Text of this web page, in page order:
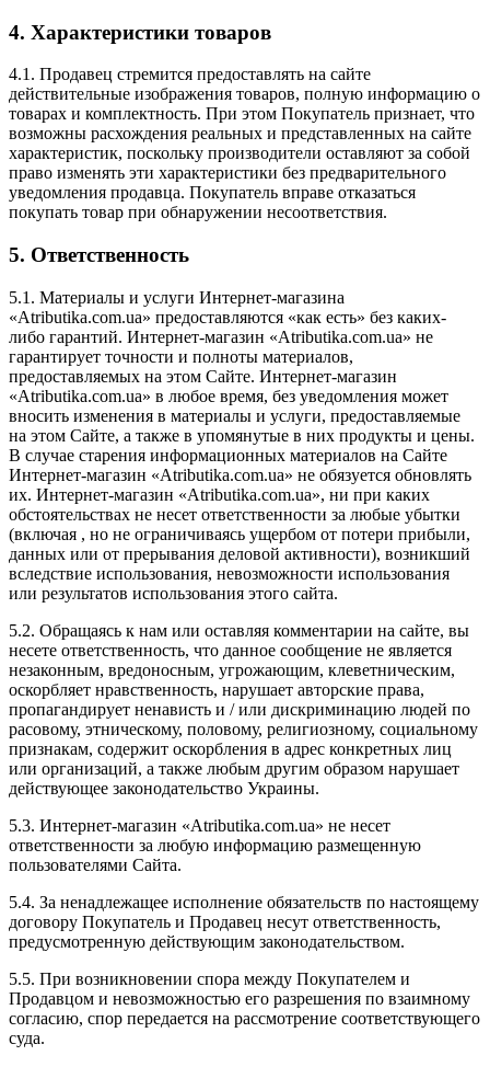
4. Характеристики товаров
4.1. Продавец стремится предоставлять на сайте
действительные изображения товаров, полную информацию о
товарах и комплектность. При этом Покупатель признает, что
возможны расхождения реальных и представленных на сайте
характеристик, поскольку производители оставляют за собой
право изменять эти характеристики без предварительного
уведомления продавца. Покупатель вправе отказаться
покупать товар при обнаружении несоответствия.
5. Ответственность
5.1. Материалы и услуги Интернет-магазина
«Atributika.com.ua» предоставляются «как есть» без каких-
либо гарантий. Интернет-магазин «Atributika.com.ua» не
гарантирует точности и полноты материалов,
предоставляемых на этом Сайте. Интернет-магазин
«Atributika.com.ua» в любое время, без уведомления может
вносить изменения в материалы и услуги, предоставляемые
на этом Сайте, а также в упомянутые в них продукты и цены.
В случае старения информационных материалов на Сайте
Интернет-магазин «Atributika.com.ua» не обязуется обновлять
их. Интернет-магазин «Atributika.com.ua», ни при каких
обстоятельствах не несет ответственности за любые убытки
(включая , но не ограничиваясь ущербом от потери прибыли,
данных или от прерывания деловой активности), возникший
вследствие использования, невозможности использования
или результатов использования этого сайта.
5.2. Обращаясь к нам или оставляя комментарии на сайте, вы
несете ответственность, что данное сообщение не является
незаконным, вредоносным, угрожающим, клеветническим,
оскорбляет нравственность, нарушает авторские права,
пропагандирует ненависть и / или дискриминацию людей по
расовому, этническому, половому, религиозному, социальному
признакам, содержит оскорбления в адрес конкретных лиц
или организаций, а также любым другим образом нарушает
действующее законодательство Украины.
5.3. Интернет-магазин «Atributika.com.ua» не несет
ответственности за любую информацию размещенную
пользователями Сайта.
5.4. За ненадлежащее исполнение обязательств по настоящему
договору Покупатель и Продавец несут ответственность,
предусмотренную действующим законодательством.
5.5. При возникновении спора между Покупателем и
Продавцом и невозможностью его разрешения по взаимному
согласию, спор передается на рассмотрение соответствующего
суда.